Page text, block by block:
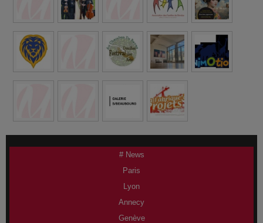
# News
Paris
Lyon
Annecy
Genève